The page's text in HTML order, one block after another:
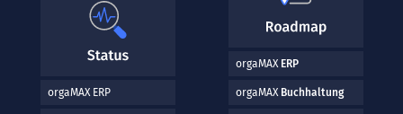
orgaMAX ERP
orgaMAX ERP
orgaMAX Buchhaltung